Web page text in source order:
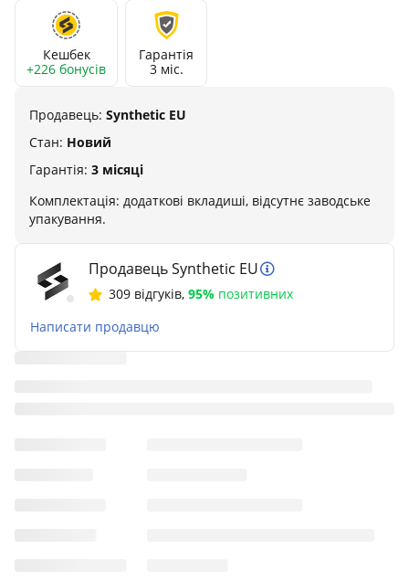
Кешбек
+226 бонусів
Гарантія
3 міс.
Продавець: Synthetic EU
Стан: Новий
Гарантія: 3 місяці
Комплектація: додаткові вкладиші, відсутнє заводське
упакування.
Продавець Synthetic EU
309 відгуків, 95% позитивних
Написати продавцю